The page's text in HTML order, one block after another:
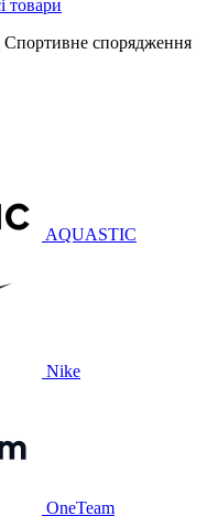
Спортивне спорядження
AQUASTIC
Nike
OneTeam